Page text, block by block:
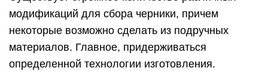
модификаций для сбора черники, причем
некоторые возможно сделать из подручных
материалов. Главное, придерживаться
определенной технологии изготовления.